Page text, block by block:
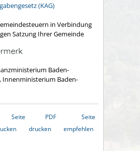
(KAG)
in Verbindung
Satzung Ihrer Gemeinde
Baden-
Baden-
Seite
PDF
drucken
Seite
empfehlen